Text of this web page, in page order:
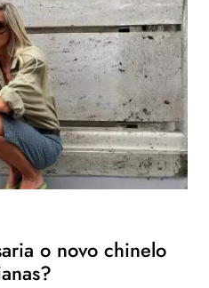
o novo chinelo